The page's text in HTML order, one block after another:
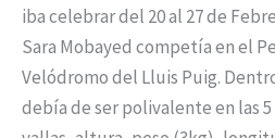
iba celebrar del 20 al 27 de
Sara Mobayed competía en el
Velódromo del Lluis Puig.
debía de ser polivalente en las